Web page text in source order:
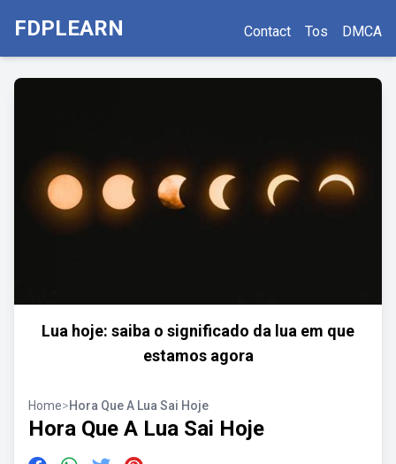
FDPLEARN Contact Tos DMCA
Lua hoje: saiba o significado da lua em que
estamos agora
Home>Hora Que A Lua Sai Hoje
Hora Que A Lua Sai Hoje